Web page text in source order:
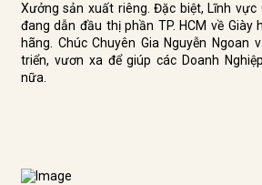
Xưởng sản xuất riêng. Đặc biệt, Lĩnh vực
đang dẫn đầu thị phần TP. HCM về Giày
hãng. Chúc Chuyên Gia Nguyễn Ngoan
triển, vươn xa để giúp các Doanh
nữa.